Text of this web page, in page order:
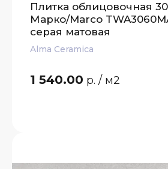
Плитка облицовочная
Марко/Marco
серая матовая
Alma Ceramica
1 540.00 р. / м2